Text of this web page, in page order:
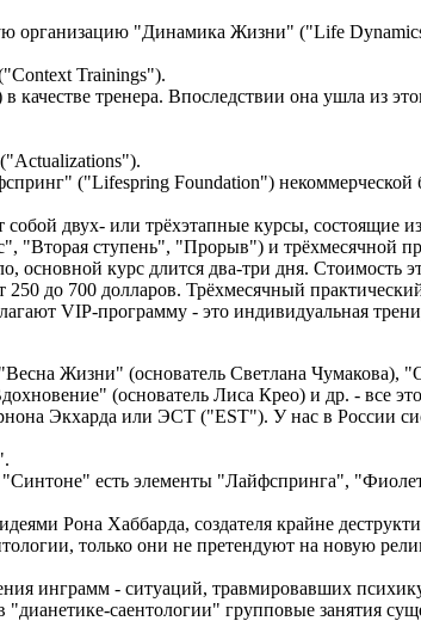
организацию "Динамика Жизни" ("Life
Trainings").
тренера. Впоследствии она ушла из
("Lifespring Foundation") некоммерческой
двух- или трёхэтапные курсы, состоящие
"Вторая ступень", "Прорыв") и трёхмесячной
курс длится два-три дня. Стоимость
до 700 долларов. Трёхмесячный
VIP-программу - это индивидуальная
Жизни" (основатель Светлана Чумакова),
(основатель Лиса Крео) и др. - все
Экхарда или ЭСТ ("EST"). У нас в России
есть элементы "Лайфспринга",
Рона Хаббарда, создателя крайне
только они не претендуют на новую
инграмм - ситуаций, травмировавших
"дианетике-саентологии" групповые занятия